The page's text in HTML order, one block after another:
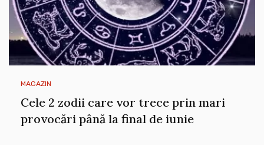
MAGAZIN
Cele 2 zodii care vor trece prin mari
provocări până la final de iunie